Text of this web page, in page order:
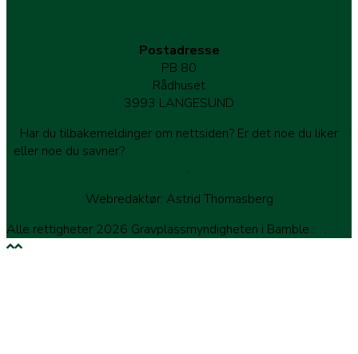
Postadresse
PB 80
Rådhuset
3993 LANGESUND
Har du tilbakemeldinger om nettsiden? Er det noe du liker
eller noe du savner?
.
Webredaktør: Astrid Thomasberg
Alle rettigheter 2026 Gravplassmyndigheten i Bamble : :